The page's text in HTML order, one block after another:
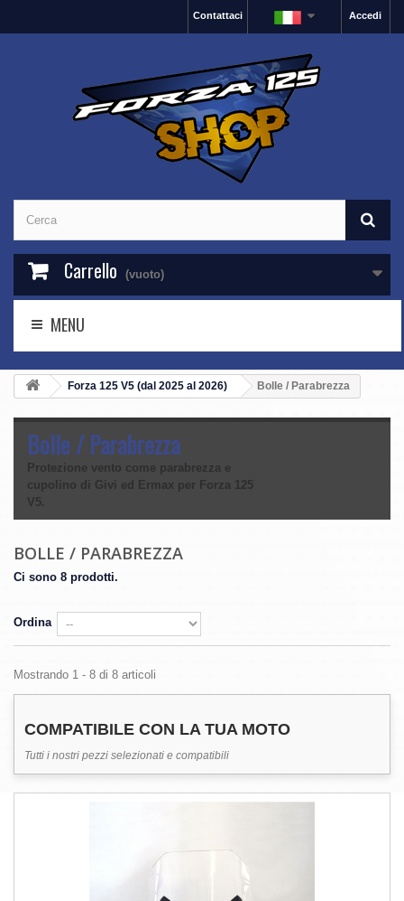
Accedi
Contattaci
Carrello (vuoto)
MENU
Forza 125 V5 (dal 2025 al 2026) Bolle / Parabrezza
Bolle / Parabrezza
Protezione vento come parabrezza e
cupolino di Givi ed Ermax per Forza 125
V5.
BOLLE / PARABREZZA
Ci sono 8 prodotti.
Ordina
Mostrando 1 - 8 di 8 articoli
COMPATIBILE CON LA TUA MOTO
Tutti i nostri pezzi selezionati e compatibili